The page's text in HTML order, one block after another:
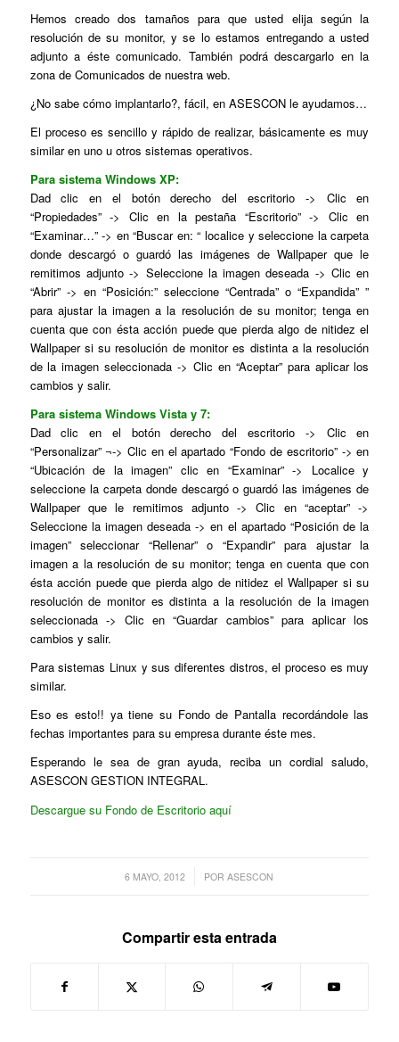
Hemos creado dos tamaños para que usted elija según la
resolución de su monitor, y se lo estamos entregando a usted
adjunto a éste comunicado. También podrá descargarlo en la
zona de Comunicados de nuestra web.
¿No sabe cómo implantarlo?, fácil, en ASESCON le ayudamos…
El proceso es sencillo y rápido de realizar, básicamente es muy
similar en uno u otros sistemas operativos.
Para sistema Windows XP:
Dad clic en el botón derecho del escritorio -> Clic en
“Propiedades” -> Clic en la pestaña “Escritorio” -> Clic en
“Examinar…” -> en “Buscar en: “ localice y seleccione la carpeta
donde descargó o guardó las imágenes de Wallpaper que le
remitimos adjunto -> Seleccione la imagen deseada -> Clic en
“Abrir” -> en “Posición:” seleccione “Centrada” o “Expandida” ”
para ajustar la imagen a la resolución de su monitor; tenga en
cuenta que con ésta acción puede que pierda algo de nitidez el
Wallpaper si su resolución de monitor es distinta a la resolución
de la imagen seleccionada -> Clic en “Aceptar” para aplicar los
cambios y salir.
Para sistema Windows Vista y 7:
Dad clic en el botón derecho del escritorio -> Clic en
“Personalizar” ¬-> Clic en el apartado “Fondo de escritorio” -> en
“Ubicación de la imagen” clic en “Examinar” -> Localice y
seleccione la carpeta donde descargó o guardó las imágenes de
Wallpaper que le remitimos adjunto -> Clic en “aceptar” ->
Seleccione la imagen deseada -> en el apartado “Posición de la
imagen” seleccionar “Rellenar” o “Expandir” para ajustar la
imagen a la resolución de su monitor; tenga en cuenta que con
ésta acción puede que pierda algo de nitidez el Wallpaper si su
resolución de monitor es distinta a la resolución de la imagen
seleccionada -> Clic en “Guardar cambios” para aplicar los
cambios y salir.
Para sistemas Linux y sus diferentes distros, el proceso es muy
similar.
Eso es esto!! ya tiene su Fondo de Pantalla recordándole las
fechas importantes para su empresa durante éste mes.
Esperando le sea de gran ayuda, reciba un cordial saludo,
ASESCON GESTION INTEGRAL.
Descargue su Fondo de Escritorio aquí
6 MAYO, 2012
/ PORASESCON
Compartir esta entrada